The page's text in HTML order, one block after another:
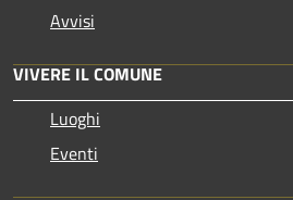
Avvisi
VIVERE IL COMUNE
Luoghi
Eventi